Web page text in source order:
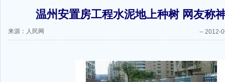
温州安置房工程水泥地上种树 网友称
来源：人民网 -- 2012-